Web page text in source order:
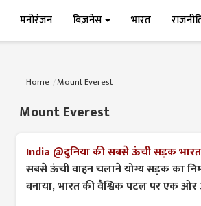
मनोरंजन बिज़नेस भारत
Home Mount Everest
Mount Everest
India @दुनिया की सबसे ऊंची सड़क
सबसे ऊंची वाहन चलाने योग्य सड़क का
बनाया, भारत की वैश्विक पटल पर एक ओर